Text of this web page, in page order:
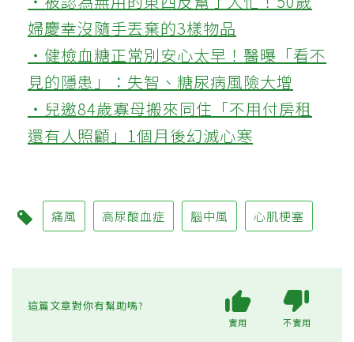
婦慶幸沒隨手丟棄的3樣物品
‧健檢血糖正常別安心太早！醫曝「看不
見的隱患」：失智、糖尿病風險大增
‧兒邀84歲寡母搬來同住「不用付房租
還有人照顧」1個月後幻滅心寒
痛風 高尿酸血症 腦中風 心肌梗塞
這篇文章對你有幫助嗎?
實用 不實用